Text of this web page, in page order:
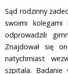
Sąd rodzinny
swoimi kolegami
odprowadzili
Znajdował się
natychmiast
szpitala. Badanie